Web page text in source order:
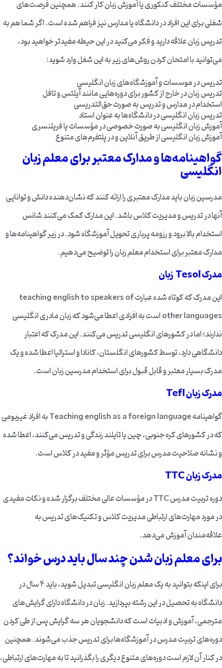
مؤسسات مختلف کنکوری یا آموزش زبان کار کنند. همچنین فرصت‌های
شغلی برای این افراد در دانشگاه یا مدارس نیز فراهم شده است. اگر شما هم به
تدریس زبان علاقه دارید و فکر می‌کنید در این حیطه مفیدتر خواهید بود،
می‌توانید با امتحان کردن روش‌های زیر به این شغل وارد شوید:
تدریس در موسسات و آموزشگاه‌های زبان انگلیسی
تدریس زبان در خارج از کشور برای دوره‌هایی مانند آیلتس و تافل
استخدام در مدارس و تدریس به صورت حق‌التدریسی
تدریس زبان انگلیسی در دانشگاه‌ها به عنوان استاد
آموزش زبان انگلیسی به صورت خصوصی در مؤسسات یا فریلنسری
آموزش زبان انگلیسی از طریق آنلاین و در پلتفرم‌های متنوع
گواهینامه‌ها و مدارک معتبر برای معلم زبان
انگلیسی
مدرسین زبان باید مدارک معتبری را ارائه کنند که نشان‌دهنده دانش و توانایی
آنها در تدریس و مدیریت کلاس باشد. این مدارک کمک می‌کنند شانس
استخدام بالا برود و رزومه پرباری تحویل آموزشگاه شود. در زیر گواهینامه‌ها و
مدارک معتبر برای استخدام معلم زبان را توضیح می‌دهیم.
مدرک Tesol زبان
این مدرک که کوتاه شده عبارت teaching english to speakers of
other languages است به افرادی اعطا می‌شود که زبان مادری انگلیسی
ندارند؛ اما در کشورهای انگلیسی تدریس می‌کنند. این مدرک که اعتبار
دانشگاهی دارد، توسط کشورهای انگلستان، کانادا و استرالیا اعطا شده و یک
مدرک بسیار معتبر و قابل قبول برای استخدام مدرسین زبان است.
مدرک زبان Tefl
گواهینامه Teaching english as a foreign language به افراد غیربومی
که در کشورهای کره جنوبی، چین یا تایلند زندگی و تدریس می‌کنند، اعطا شده
و نشانه صلاحیت مدرس برای تدریس مؤثر و مفید در کلاس است.
مدرک زبان TTC
دوره تربیت مدرس TTC در مؤسسات عالی مختلف برگزار شده و نکات مفیدی
در مورد مهارت‌های ارتباطی مدیریت کلاس و تکنیک‌های تدریس به
علاقه‌مندان آموزش می‌دهد.
برای معلم زبان شدن چند سال باید درس خواند؟
برای اینکه بتوانید به یک معلم زبان انگلیسی تبدیل شوید، باید ۴ سال در
دانشگاه به تحصیل در این رشته بپردازید. زبان در دانشگاه دارای گرایش‌های
مترجمی، آموزش و ادبیات است که دانشجویان هر سه گرایش پس از طی کردن
دوره‌های تربیت مدرس در آموزشگاه‌ها برای تدریس جذب می‌شوند. همچنین
در کنار آن لازم است دوره‌های متنوع دیگری را بگذرانید تا به مهارت‌های ارتباطی،